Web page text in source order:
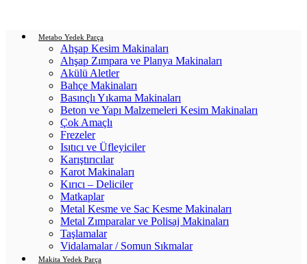
Metabo Yedek Parça
Ahşap Kesim Makinaları
Ahşap Zımpara ve Planya Makinaları
Akülü Aletler
Bahçe Makinaları
Basınçlı Yıkama Makinaları
Beton ve Yapı Malzemeleri Kesim Makinaları
Çok Amaçlı
Frezeler
Isıtıcı ve Üfleyiciler
Karıştırıcılar
Karot Makinaları
Kırıcı – Deliciler
Matkaplar
Metal Kesme ve Sac Kesme Makinaları
Metal Zımparalar ve Polisaj Makinaları
Taşlamalar
Vidalamalar / Somun Sıkmalar
Makita Yedek Parça